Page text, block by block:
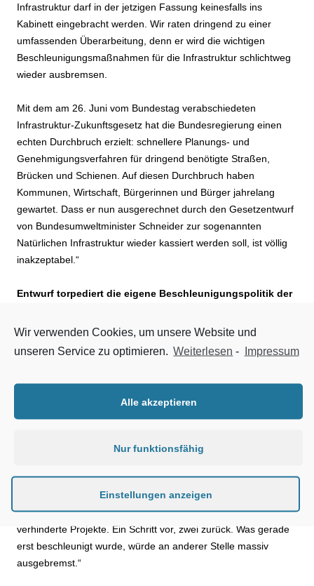
Infrastruktur darf in der jetzigen Fassung keinesfalls ins
Kabinett eingebracht werden. Wir raten dringend zu einer
umfassenden Überarbeitung, denn er wird die wichtigen
Beschleunigungsmaßnahmen für die Infrastruktur schlichtweg
wieder ausbremsen.
Mit dem am 26. Juni vom Bundestag verabschiedeten
Infrastruktur-Zukunftsgesetz hat die Bundesregierung einen
echten Durchbruch erzielt: schnellere Planungs- und
Genehmigungsverfahren für dringend benötigte Straßen,
Brücken und Schienen. Auf diesen Durchbruch haben
Kommunen, Wirtschaft, Bürgerinnen und Bürger jahrelang
gewartet. Dass er nun ausgerechnet durch den Gesetzentwurf
von Bundesumweltminister Schneider zur sogenannten
Natürlichen Infrastruktur wieder kassiert werden soll, ist völlig
inakzeptabel.“
Entwurf torpediert die eigene Beschleunigungspolitik der
Beschleunigungspolitik in zentralen Punkten. Für den Großteil
Nationalparks, Kernzonen von Biosphärenreservaten oder
gelten und damit Vorrang erhalten.
Pakleppa: „Das bedeutet nicht weniger, sondern mehr
Bürokratie: zusätzliche Prüfungen, neue Rechtsunsicherheiten,
mehr Klagen, längere Verfahren – im schlimmsten Fall
verhinderte Projekte. Ein Schritt vor, zwei zurück. Was gerade
erst beschleunigt wurde, würde an anderer Stelle massiv
ausgebremst.“
Wir verwenden Cookies, um unsere Website und
unseren Service zu optimieren. Weiterlesen - Impressum
Alle akzeptieren
Nur funktionsfähig
Einstellungen anzeigen